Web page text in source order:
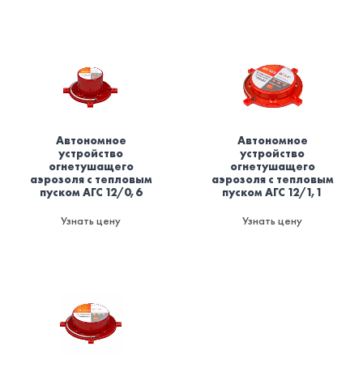
Автономное
устройство
огнетушащего
аэрозоля с тепловым
пуском АГС 12/0,6
Узнать цену
Автономное
устройство
огнетушащего
аэрозоля с тепловым
пуском АГС 12/1,1
Узнать цену